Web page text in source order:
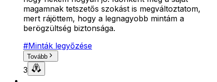
magamnak tetszetős szokást is megváltoztatom,
mert rájöttem, hogy a legnagyobb mintám a
berögzültség biztonsága.
#Minták legyőzése
Tovább
3